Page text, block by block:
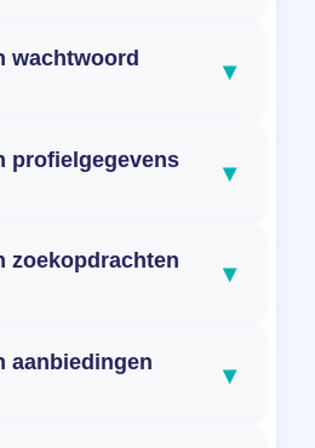
wachtwoord
▾
profielgegevens
▾
zoekopdrachten
▾
aanbiedingen
▾